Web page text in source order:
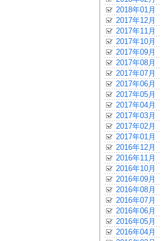
2018年01月
2017年12月
2017年11月
2017年10月
2017年09月
2017年08月
2017年07月
2017年06月
2017年05月
2017年04月
2017年03月
2017年02月
2017年01月
2016年12月
2016年11月
2016年10月
2016年09月
2016年08月
2016年07月
2016年06月
2016年05月
2016年04月